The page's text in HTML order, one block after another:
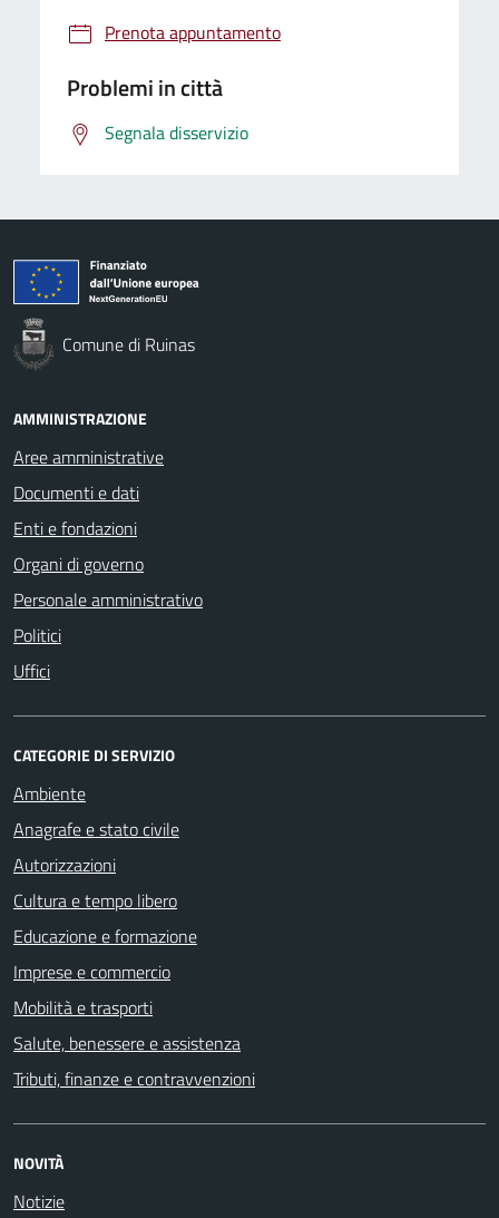
Prenota appuntamento
Problemi in città
Segnala disservizio
Comune di Ruinas
AMMINISTRAZIONE
Aree amministrative
Documenti e dati
Enti e fondazioni
Organi di governo
Personale amministrativo
Politici
Uffici
CATEGORIE DI SERVIZIO
Ambiente
Anagrafe e stato civile
Autorizzazioni
Cultura e tempo libero
Educazione e formazione
Imprese e commercio
Mobilità e trasporti
Salute, benessere e assistenza
Tributi, finanze e contravvenzioni
NOVITÀ
Notizie